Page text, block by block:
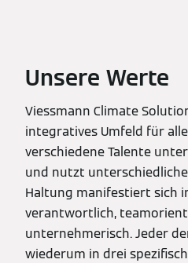
Unsere Werte
Viessmann Climate
integratives Umfeld für
verschiedene Talente
und nutzt
Haltung manifestiert sich
verantwortlich,
unternehmerisch. Jeder
wiederum in drei